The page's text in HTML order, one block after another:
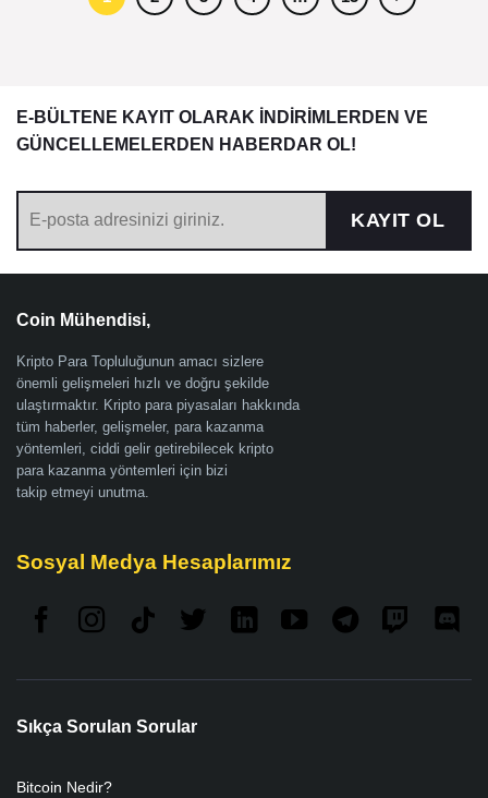
E-BÜLTENE KAYIT OLARAK İNDİRİMLERDEN VE
GÜNCELLEMELERDEN HABERDAR OL!
KAYIT OL
Coin Mühendisi,
Kripto Para Topluluğunun amacı sizlere
önemli gelişmeleri hızlı ve doğru şekilde
ulaştırmaktır. Kripto para piyasaları hakkında
tüm haberler, gelişmeler, para kazanma
yöntemleri, ciddi gelir getirebilecek kripto
para kazanma yöntemleri için bizi
takip etmeyi unutma.
Sosyal Medya Hesaplarımız
Sıkça Sorulan Sorular
Bitcoin Nedir?